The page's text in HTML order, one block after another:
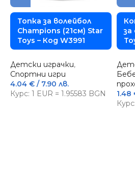
Топка за волейбол
Champions (21см) Star
Toys – Код W3991
Детски играчки,
Спортни игри
4.04 € / 7.90 лв.
Курс: 1 EUR = 1.95583 BGN
за
1.48